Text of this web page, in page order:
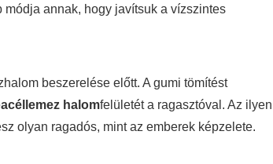
annak, hogy javítsuk a vízszintes
beszerelése előtt. A gumi tömítést
acéllemez halomfelületét a ragasztóval. Az ilyen
olyan ragadós, mint az emberek képzelete.